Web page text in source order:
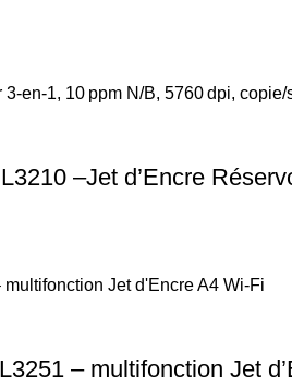
–Jet d’Encre
– multifonction Jet